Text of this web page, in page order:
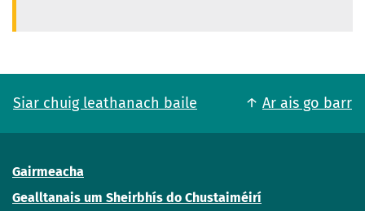
Siar chuig leathanach baile Ar ais go barr
Gairmeacha
Gealltanais um Sheirbhís do Chustaiméirí